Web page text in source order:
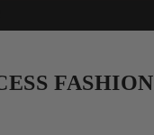
FASHION